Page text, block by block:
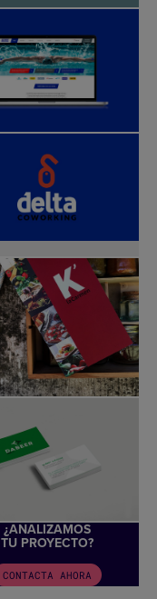
¿ANALIZAMOS
TU PROYECTO?
CONTACTA AHORA